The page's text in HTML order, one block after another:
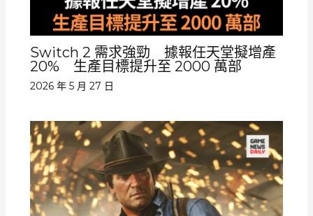
Switch 2 需求強勁 據報任天堂擬增產
20% 生產目標提升至 2000 萬部
2026 年 5 月 27 日